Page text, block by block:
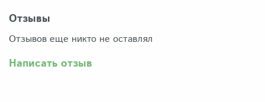
прекрасно переносят такую отправку), подходящий для
Отзывы
Отзывов еще никто не оставлял
Написать отзыв